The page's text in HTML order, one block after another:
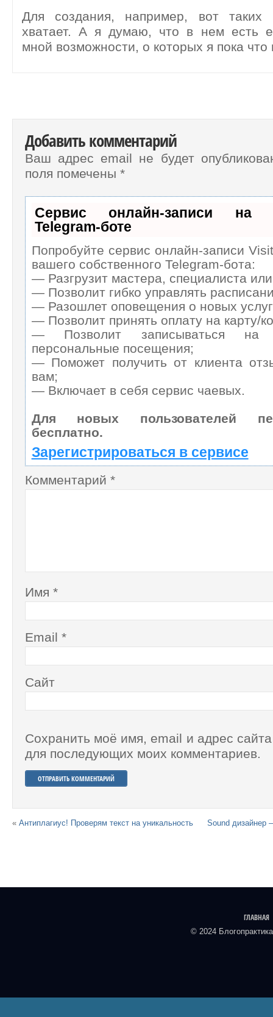
Для создания, например, вот таких
хватает. А я думаю, что в нем есть
мной возможности, о которых я пока
Добавить комментарий
Ваш адрес email не будет
поля помечены *
Сервис онлайн-записи на
Telegram-боте
Попробуйте сервис онлайн-записи
вашего собственного Telegram-бота:
— Разгрузит мастера, специалиста
— Позволит гибко управлять
— Разошлет оповещения о новых
— Позволит принять оплату на карту/
— Позволит записываться на
персональные посещения;
— Поможет получить от клиента
вам;
— Включает в себя сервис чаевых.
Для новых пользователей
бесплатно.
Зарегистрироваться в сервисе
Комментарий *
Имя *
Email *
Сайт
Сохранить моё имя, email и адрес
для последующих моих комментариев.
« Антиплагиус! Проверям текст на уникальность Sound дизайнер
ГЛАВНАЯ
© 2024